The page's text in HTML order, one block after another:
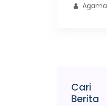
Agama
Cari
Berita